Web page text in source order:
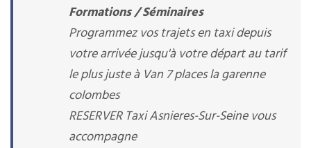
Formations / Séminaires
Programmez vos trajets en taxi depuis
votre arrivée jusqu'à votre départ au tarif
le plus juste à Van 7 places la garenne
colombes
RESERVER Taxi Asnieres-Sur-Seine vous
accompagne